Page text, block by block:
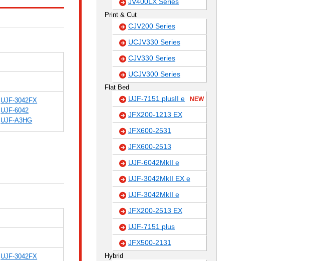
UJF-3042FX
UJF-6042
UJF-A3HG
UJF-3042FX
Print & Cut
CJV200 Series
UCJV330 Series
CJV330 Series
UCJV300 Series
Flat Bed
UJF-7151 plusII e NEW
JFX200-1213 EX
JFX600-2531
JFX600-2513
UJF-6042MkII e
UJF-3042MkII EX e
UJF-3042MkII e
JFX200-2513 EX
UJF-7151 plus
JFX500-2131
Hybrid